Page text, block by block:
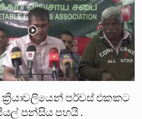
පර්චස් එකකට
පන්සිය පහයි .